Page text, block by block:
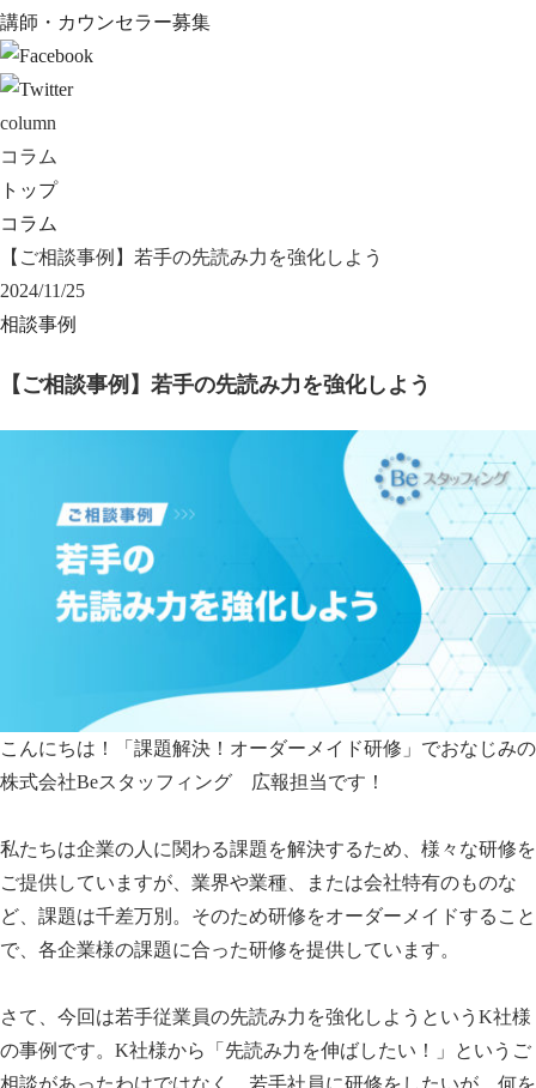
講師・カウンセラー募集
column
コラム
トップ
コラム
【ご相談事例】若手の先読み力を強化しよう
2024/11/25
相談事例
【ご相談事例】若手の先読み力を強化しよう
こんにちは！「課題解決！オーダーメイド研修」でおなじみの
株式会社Beスタッフィング 広報担当です！
私たちは企業の人に関わる課題を解決するため、様々な研修を
ご提供していますが、業界や業種、または会社特有のものな
ど、課題は千差万別。そのため研修をオーダーメイドすること
で、各企業様の課題に合った研修を提供しています。
さて、今回は若手従業員の先読み力を強化しようというK社様
の事例です。K社様から「先読み力を伸ばしたい！」というご
相談があったわけではなく、若手社員に研修をしたいが、何を